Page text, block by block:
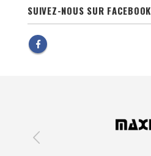
SUIVEZ-NOUS SUR FACEBOOK